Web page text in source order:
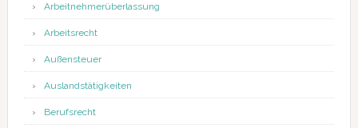
Arbeitnehmerüberlassung
Arbeitsrecht
Außensteuer
Auslandstätigkeiten
Berufsrecht